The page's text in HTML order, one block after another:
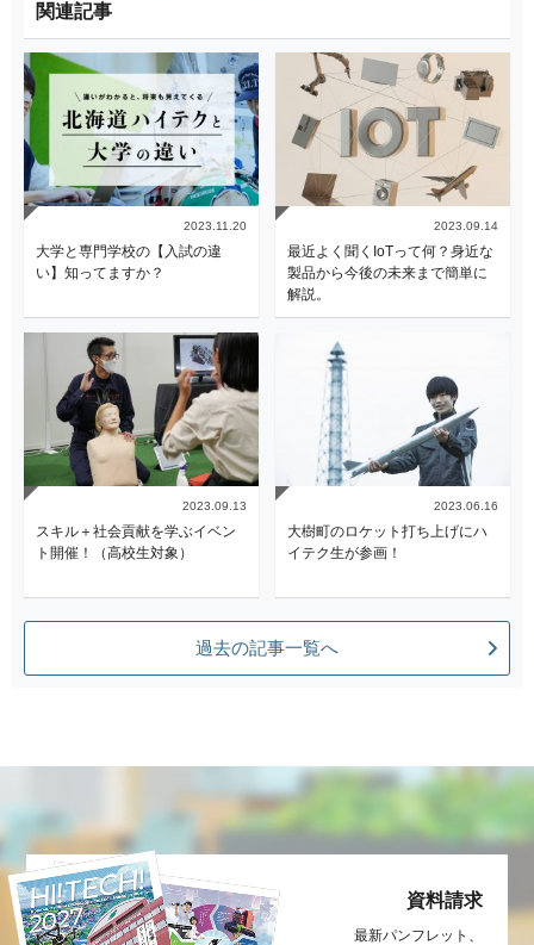
関連記事
2023.11.20
大学と専門学校の【入試の違
い】知ってますか？
2023.09.14
最近よく聞くIoTって何？身近な
製品から今後の未来まで簡単に
解説。
2023.09.13
スキル＋社会貢献を学ぶイベン
ト開催！（高校生対象）
2023.06.16
大樹町のロケット打ち上げにハ
イテク生が参画！
過去の記事一覧へ
資料請求
最新パンフレット、